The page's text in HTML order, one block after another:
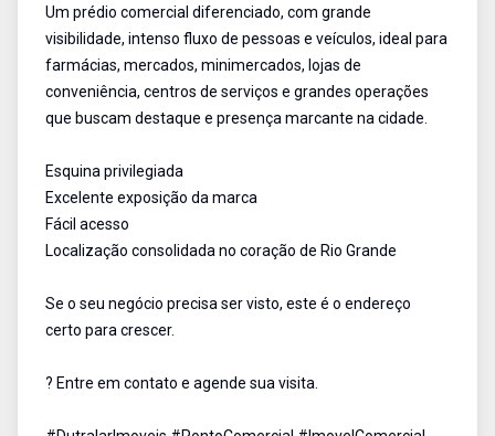
Um prédio comercial diferenciado, com grande
visibilidade, intenso fluxo de pessoas e veículos, ideal para
farmácias, mercados, minimercados, lojas de
conveniência, centros de serviços e grandes operações
que buscam destaque e presença marcante na cidade.
Esquina privilegiada
Excelente exposição da marca
Fácil acesso
Localização consolidada no coração de Rio Grande
Se o seu negócio precisa ser visto, este é o endereço
certo para crescer.
? Entre em contato e agende sua visita.